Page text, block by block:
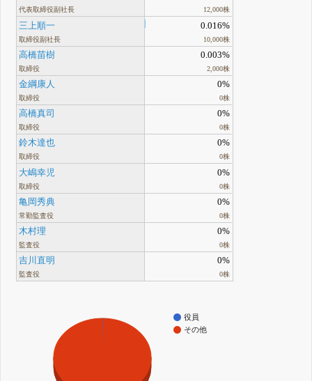
代表取締役副社長 12,000株
三上順一
取締役副社長
0.016%
10,000株
高橋苗樹
取締役
0.003%
2,000株
金綱康人
取締役
0%
0株
高橋真司
取締役
0%
0株
鈴木達也
取締役
0%
0株
大嶋幸児
取締役
0%
0株
亀岡秀典
常勤監査役
0%
0株
木村理
監査役
0%
0株
吉川直明
監査役
0%
0株
役員
その他